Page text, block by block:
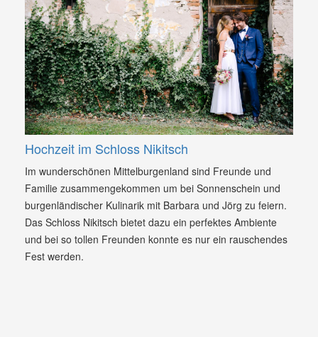
Hochzeit im Schloss Nikitsch
Im wunderschönen Mittelburgenland sind Freunde und
Familie zusammengekommen um bei Sonnenschein und
burgenländischer Kulinarik mit Barbara und Jörg zu feiern.
Das Schloss Nikitsch bietet dazu ein perfektes Ambiente
und bei so tollen Freunden konnte es nur ein rauschendes
Fest werden.